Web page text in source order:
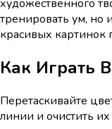
художественного
тренировать ум, но
красивых картинок
Как Играть
Перетаскивайте
линии и очистить их